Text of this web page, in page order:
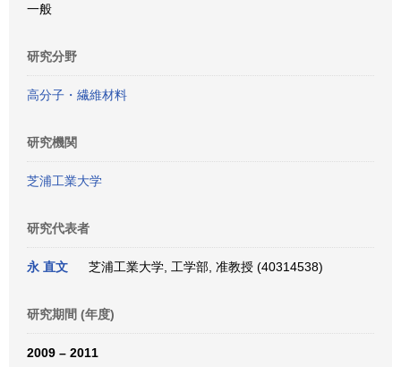
一般
研究分野
高分子・繊維材料
研究機関
芝浦工業大学
研究代表者
永 直文 芝浦工業大学, 工学部, 准教授 (40314538)
研究期間 (年度)
2009 – 2011